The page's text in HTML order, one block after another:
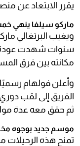
يقرر الابتعاد عن
ماركو سيلفا ينهي
ويغيب البرتغالي
سنوات شهدت عودة
مكانته بين فرق
وأعلن فولهام
الفريق إلى لقب دوري
ثم حقق معه عدة
موسم جديد بوجوه